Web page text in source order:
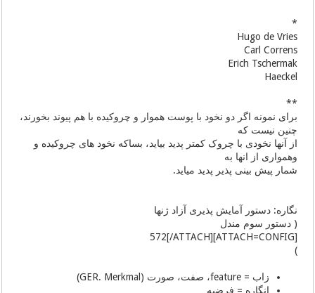
*
Hugo de Vries
Carl Correns
Erich Tschermak
Haeckel
**
برای نمونه اگر دو نخود با پوست هموار و چروکیده با هم پیوند بخورند،
چنین نیست که
از آنها نخودی با چروک کمتر پدید بیاید، بساکه نخود های چروکیده و
وهمواری از انها به
شمار پیش بینی پذیر پدید میاید.
نگاره: دستور آمایش پذیری آزاد ژنها
( دستور سوم مندل
[ATTACH=CONFIG]572[/ATTACH]
)
زاب = feature، صفت، صورت (GER. Merkmal)
انگاره = فرضیه